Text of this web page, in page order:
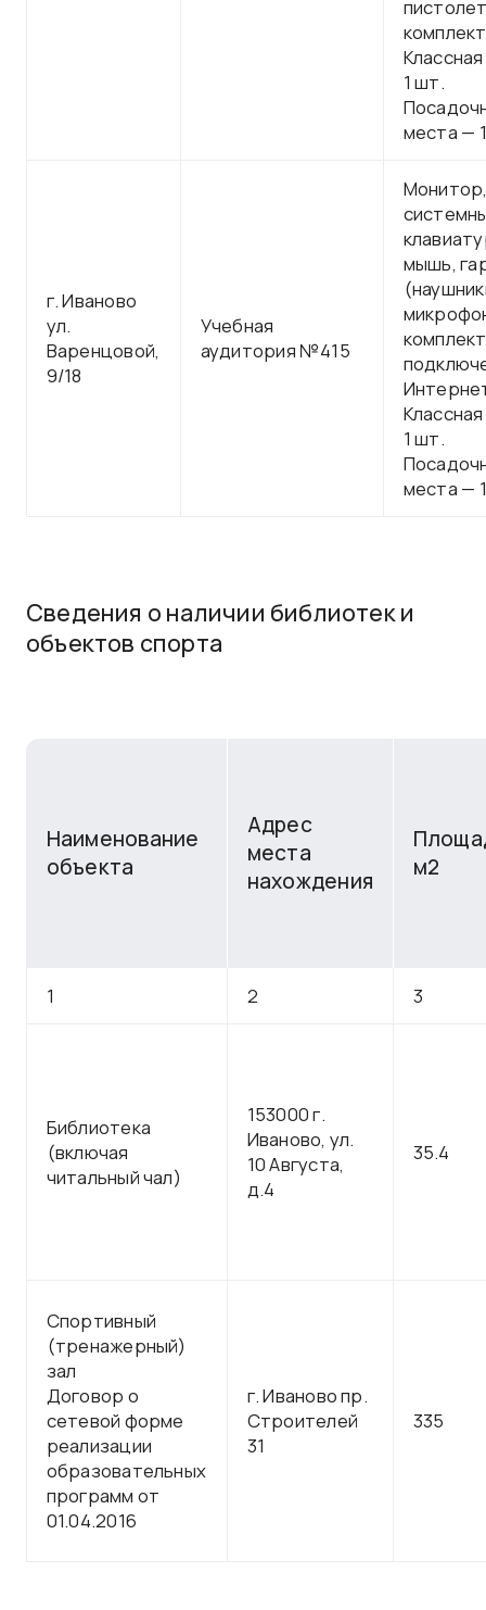
комплект
1 шт.
места —
г. Иваново
ул.
Варенцовой,
9/18
Учебная
аудитория №415
мышь,
1 шт.
места —
Сведения о наличии библиотек и
объектов спорта
Наименование
объекта
Адрес
места
нахождения
м2
1 2 3
Библиотека
(включая
читальный чал)
153000 г.
Иваново, ул.
10 Августа,
д.4
35.4
Спортивный
(тренажерный)
зал
Договор о
сетевой форме
реализации
образовательных
программ от
01.04.2016
г. Иваново пр.
Строителей
31
335